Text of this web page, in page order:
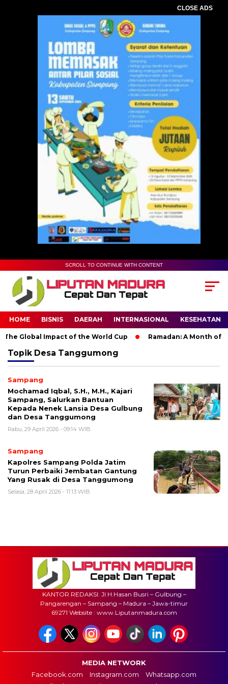
CLOSE ADS
SCROLL TO CONTINUE WITH CONTENT
HOME BISNIS DAERAH INTERNASIONAL KESEHATAN
Global Impact of the World Cup Ramadan: A Month of
Topik Desa Tanggumong
Sampang
Mochamad Iqbal, S.H., M.H., Kajari
Sampang, Salurkan Bantuan
Kepada Nenek Lansia Desa Gulbung
dan Desa Tanggumong
Rabu, 29 April 2026 - 09:14 WIB
Sampang
Kapolres Sampang Polda Jatim
Turun Perbaiki Jembatan Gantung
Yang Rusak di Desa Tanggumong
Selasa, 28 April 2026 - 11:13 WIB
KANTOR REDAKSI: Jl H.Hasan Busri – Gulbung –
Pangarengan – Sampang – Madura – Jawa-timur
69271 Website : www.Liputanmadura.com
MEDIA NETWORK
Facebook.com
Instagram.com
Whatsapp.com